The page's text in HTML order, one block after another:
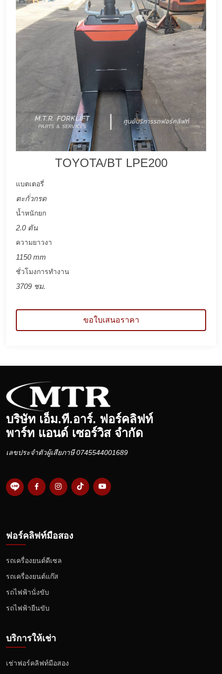
TOYOTA/BT LPE200
แบตเตอรี่
ตะกั่วกรด
น้ำหนักยก
2.0 ตัน
ความยาวงา
1150 mm
ชั่วโมงการทำงาน
3709 ชม.
ขอใบเสนอราคา
บริษัท เอ็ม.ที.อาร์. ฟอร์คลิฟท์
พาร์ท แอนด์ เซอร์วิส จำกัด
เลขประจำตัวผู้เสียภาษี 0745544001689
ฟอร์คลิฟท์มือสอง
รถเครื่องยนต์ดีเซล
รถเครื่องยนต์แก๊ส
รถไฟฟ้านั่งขับ
รถไฟฟ้ายืนขับ
บริการให้เช่า
เช่าฟอร์คลิฟท์มือสอง